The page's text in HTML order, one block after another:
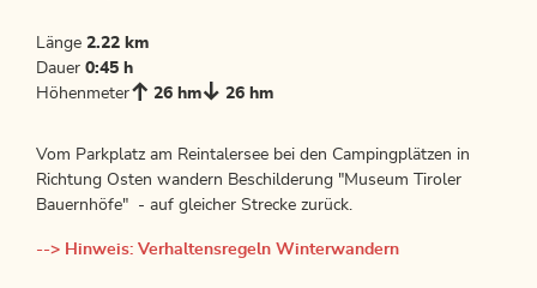
Länge 2.22 km
Dauer 0:45 h
Höhenmeter
26 hm 26 hm
Vom Parkplatz am Reintalersee bei den Campingplätzen in
Richtung Osten wandern Beschilderung "Museum Tiroler
Bauernhöfe" - auf gleicher Strecke zurück.
--> Hinweis: Verhaltensregeln Winterwandern